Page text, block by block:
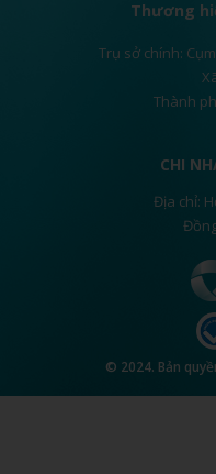
Thương
Trụ sở chính:
Thành
CHI
Địa chỉ:
© 2024. Bản